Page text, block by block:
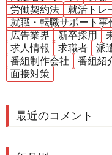
労働契約法
就活トレ
就職・転職サポート事
広告業界
新卒採用
求人情報
求職者 派
番組制作会社
番組紹
面接対策
最近のコメント